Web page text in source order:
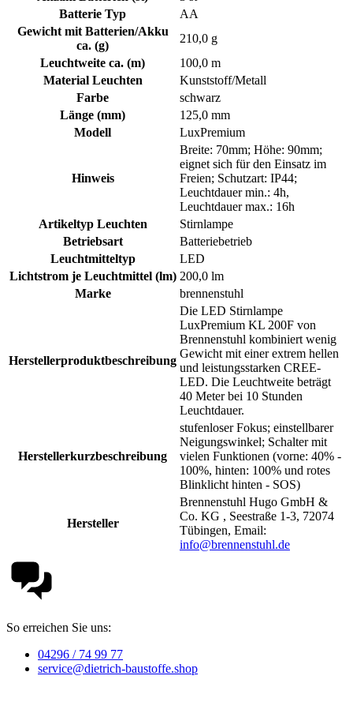
Batterie Typ
AA
Gewicht mit Batterien/Akku
ca. (g)
210,0 g
Leuchtweite ca. (m)
100,0 m
Material Leuchten
Kunststoff/Metall
Farbe
schwarz
Länge (mm)
125,0 mm
Modell
LuxPremium
Hinweis
Breite: 70mm; Höhe: 90mm;
eignet sich für den Einsatz im
Freien; Schutzart: IP44;
Leuchtdauer min.: 4h,
Leuchtdauer max.: 16h
Artikeltyp Leuchten
Stirnlampe
Betriebsart
Batteriebetrieb
Leuchtmitteltyp
LED
Lichtstrom je Leuchtmittel (lm) 200,0 lm
Marke
brennenstuhl
Herstellerproduktbeschreibung
Die LED Stirnlampe
LuxPremium KL 200F von
Brennenstuhl kombiniert wenig
Gewicht mit einer extrem hellen
und leistungsstarken CREE-
LED. Die Leuchtweite beträgt
40 Meter bei 10 Stunden
Leuchtdauer.
Herstellerkurzbeschreibung
stufenloser Fokus; einstellbarer
Neigungswinkel; Schalter mit
vielen Funktionen (vorne: 40% -
100%, hinten: 100% und rotes
Blinklicht hinten - SOS)
Hersteller
Brennenstuhl Hugo GmbH &
Co. KG , Seestraße 1-3, 72074
Tübingen, Email:
info@brennenstuhl.de
So erreichen Sie uns:
04296 / 74 99 77
service@dietrich-baustoffe.shop